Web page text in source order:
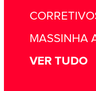
MASSINHA
VER TUDO